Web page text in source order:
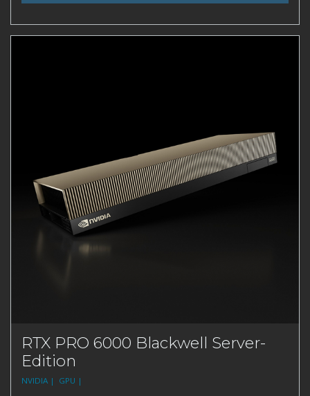
RTX PRO 6000 Blackwell Server-
Edition
NVIDIA | GPU |